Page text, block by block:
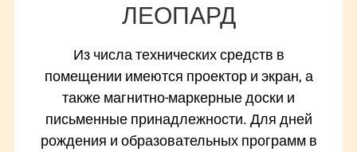
ЛЕОПАРД
Из числа технических средств в
помещении имеются проектор и экран, а
также магнитно-маркерные доски и
письменные принадлежности. Для дней
рождения и образовательных программ в